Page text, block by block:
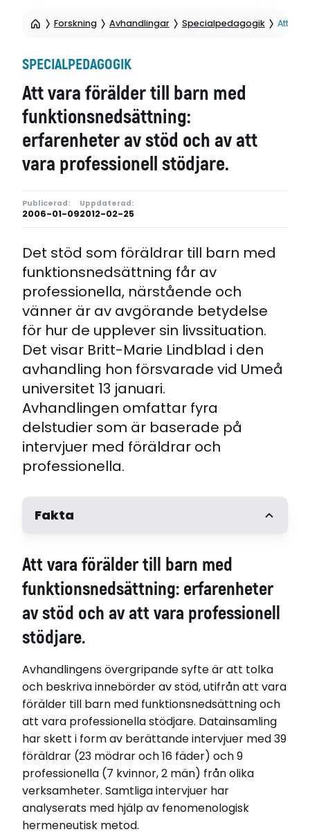
Forskning Avhandlingar Specialpedagogik Att
SPECIALPEDAGOGIK
Att vara förälder till barn med
funktionsnedsättning:
erfarenheter av stöd och av att
vara professionell stödjare.
Publicerad:
2006-01-09
Uppdaterad:
2012-02-25
Det stöd som föräldrar till barn med
funktionsnedsättning får av
professionella, närstående och
vänner är av avgörande betydelse
för hur de upplever sin livssituation.
Det visar Britt-Marie Lindblad i den
avhandling hon försvarade vid Umeå
universitet 13 januari.
Avhandlingen omfattar fyra
delstudier som är baserade på
intervjuer med föräldrar och
professionella.
Fakta
Britt-Marie Lindblad
Handledare
PO Sandman (huvudhandledare), Birgit
Rasmussen (bihandledare)
Opponent
Venke Sörlie, Inst for sykepleievitenskap,
Disputerat vid
UmU – Umeå universitet
Disputationsdag
2006-01-13
Titel (se)
Att vara förälder till barn med
funktionsnedsättning: erfarenheter av stöd och
av att vara professionell stödjare.
Institution
Institutionen för omvårdnad
Att vara förälder till barn med
funktionsnedsättning: erfarenheter
av stöd och av att vara professionell
stödjare.
Avhandlingens övergripande syfte är att tolka
och beskriva innebörder av stöd, utifrån att vara
förälder till barn med funktionsnedsättning och
att vara professionella stödjare. Datainsamling
har skett i form av berättande intervjuer med 39
föräldrar (23 mödrar och 16 fäder) och 9
professionella (7 kvinnor, 2 män) från olika
verksamheter. Samtliga intervjuer har
analyserats med hjälp av fenomenologisk
hermeneutisk metod.